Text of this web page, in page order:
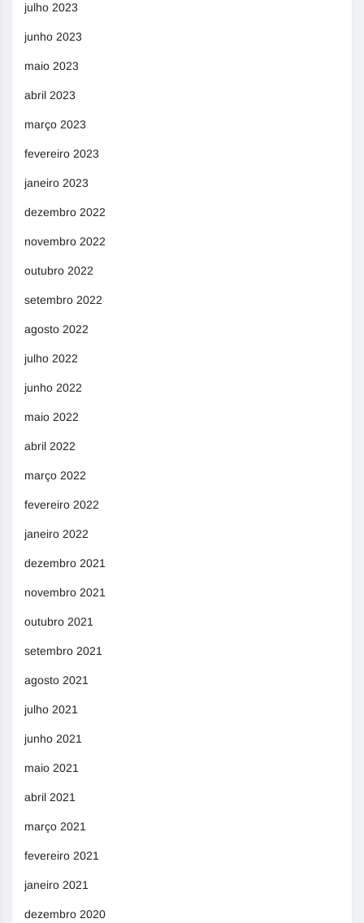
julho 2023
junho 2023
maio 2023
abril 2023
março 2023
fevereiro 2023
janeiro 2023
dezembro 2022
novembro 2022
outubro 2022
setembro 2022
agosto 2022
julho 2022
junho 2022
maio 2022
abril 2022
março 2022
fevereiro 2022
janeiro 2022
dezembro 2021
novembro 2021
outubro 2021
setembro 2021
agosto 2021
julho 2021
junho 2021
maio 2021
abril 2021
março 2021
fevereiro 2021
janeiro 2021
dezembro 2020